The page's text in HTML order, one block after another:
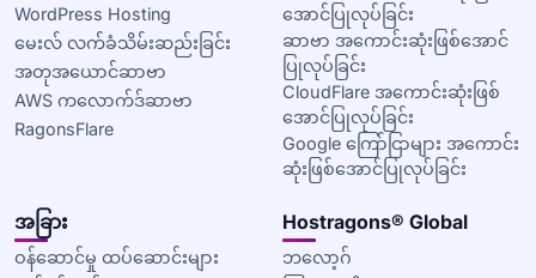
WordPress Hosting
မေးလ် လက်ခံသိမ်းဆည်းခြင်း
အတုအယောင်ဆာဗာ
AWS ကလောက်ဒ်ဆာဗာ
RagonsFlare
အောင်ပြုလုပ်ခြင်း
ဆာဗာ အကောင်းဆုံးဖြစ်အောင်
ပြုလုပ်ခြင်း
CloudFlare အကောင်းဆုံးဖြစ်
အောင်ပြုလုပ်ခြင်း
Google ကြော်ငြာများ အကောင်း
ဆုံးဖြစ်အောင်ပြုလုပ်ခြင်း
အခြား
ဝန်ဆောင်မှု ထပ်ဆောင်းများ
Hostragons® Global
ဘလော့ဂ်